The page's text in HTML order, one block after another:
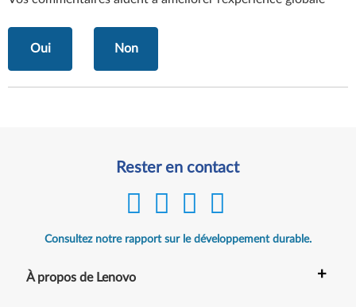
Oui Non
Rester en contact
Consultez notre rapport sur le développement durable.
À propos de Lenovo +